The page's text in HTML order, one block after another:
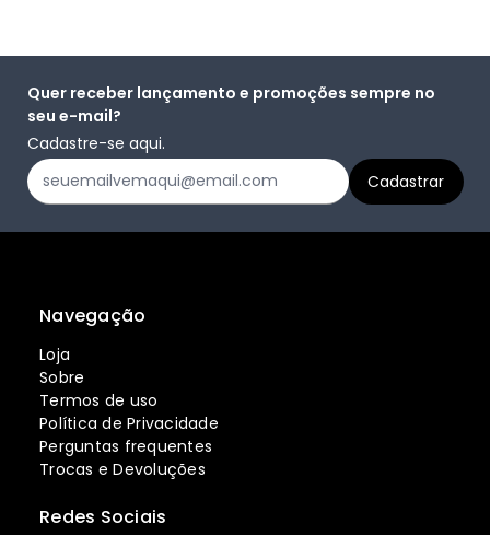
Quer receber lançamento e promoções sempre no
seu e-mail?
Cadastre-se aqui.
Navegação
Loja
Sobre
Termos de uso
Política de Privacidade
Perguntas frequentes
Trocas e Devoluções
Redes Sociais